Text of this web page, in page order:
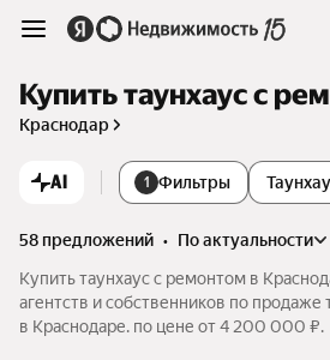
Купить таунхаус с
Краснодар
AI 1 Фильтры
58 предложений •
по актуальности
Купить таунхаус с ремонтом в
агентств и собственников по продаже
в Краснодаре. по цене от 4 200 000 ₽.